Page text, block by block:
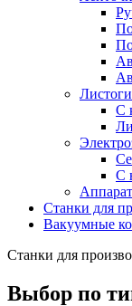
С
С
Станки для
Вакуумные
Станки для
Выбор по